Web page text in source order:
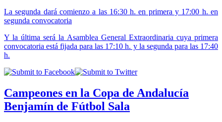
La segunda dará comienzo a las 16:30 h. en primera y 17:00 h. en
segunda convocatoria
Y la última será la Asamblea General Extraordinaria cuya primera
convocatoria está fijada para las 17:10 h. y la segunda para las 17:40
h.
Campeones en la Copa de Andalucía
Benjamín de Fútbol Sala